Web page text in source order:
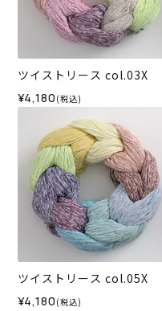
ツイストリース col.03X
¥4,180 (税込)
ツイストリース col.05X
¥4,180 (税込)